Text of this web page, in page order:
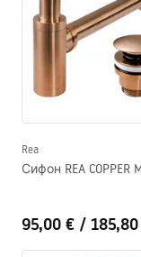
Rea
Сифон REA COPPER
95,00 € /